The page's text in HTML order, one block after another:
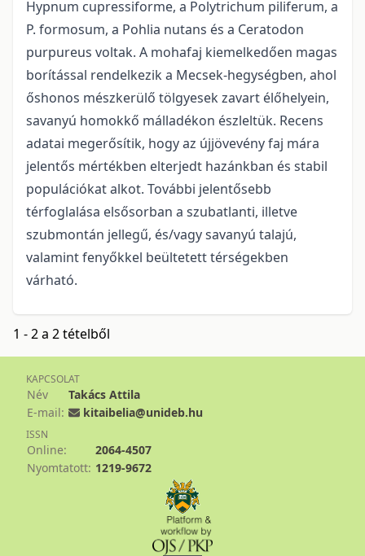
Hypnum cupressiforme, a Polytrichum piliferum, a
P. formosum, a Pohlia nutans és a Ceratodon
purpureus voltak. A mohafaj kiemelkedően magas
borítással rendelkezik a Mecsek-hegységben, ahol
őshonos mészkerülő tölgyesek zavart élőhelyein,
savanyú homokkő málladékon észleltük. Recens
adatai megerősítik, hogy az újjövevény faj mára
jelentős mértékben elterjedt hazánkban és stabil
populációkat alkot. További jelentősebb
térfoglalása elsősorban a szubatlanti, illetve
szubmontán jellegű, és/vagy savanyú talajú,
valamint fenyőkkel beültetett térségekben
várható.
1 - 2 a 2 tételből
KAPCSOLAT
Név
Takács Attila
E-mail:
kitaibelia@unideb.hu
ISSN
Online:
2064-4507
Nyomtatott: 1219-9672